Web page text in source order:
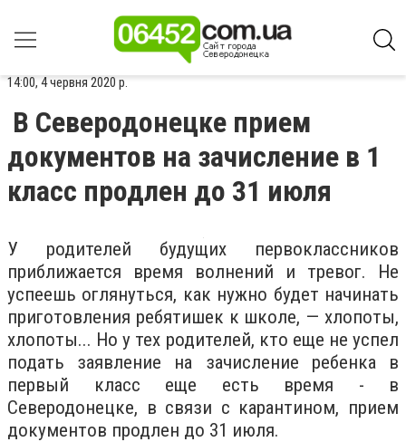
14:00, 4 червня 2020 р.
В Северодонецке прием
документов на зачисление в 1
класс продлен до 31 июля
У родителей будущих первоклассников
приближается время волнений и тревог. Не
успеешь оглянуться, как нужно будет начинать
приготовления ребятишек к школе, — хлопоты,
хлопоты... Но у тех родителей, кто еще не успел
подать заявление на зачисление ребенка в
первый класс еще есть время - в
Северодонецке, в связи с карантином, прием
документов продлен до 31 июля.